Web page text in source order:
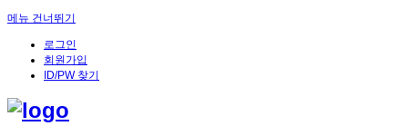
메뉴 건너뛰기
로그인
회원가입
ID/PW 찾기